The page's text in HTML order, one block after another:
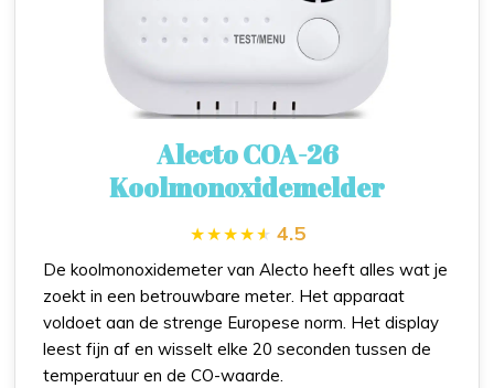
Alecto COA-26
Koolmonoxidemelder
4.5
De koolmonoxidemeter van Alecto heeft alles wat je
zoekt in een betrouwbare meter. Het apparaat
voldoet aan de strenge Europese norm. Het display
leest fijn af en wisselt elke 20 seconden tussen de
temperatuur en de CO-waarde.